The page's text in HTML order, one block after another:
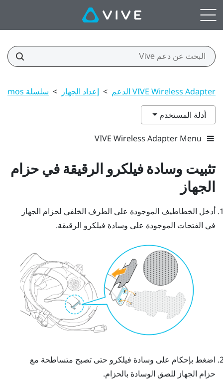
VIVE Wireless Adapter الدعم > إعداد الجهاز > سلسلة VIVE Cosmos
أدلة المستخدم
VIVE Wireless Adapter Menu
تثبيت وسادة فيلكرو الرقيقة في حزام
الجهاز
أدخل الخطاطيف الموجودة على الطرف الخلفي لحزام الجهاز
في الفتحات الموجودة على وسادة فيلكرو الرقيقة.
اضغط بإحكام على وسادة فيلكرو حتى تصبح متساطحة مع
حزام الجهاز للصق الوسادة بالحزام.